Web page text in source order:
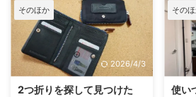
そのほか
2026/4/3
2つ折りを探して見つけた
その
使い